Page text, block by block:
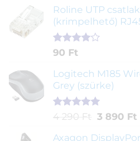
ből,
értékelés
alapján
Roline UTP
(krimpelhető)
Értékelés
5-ből,
2
értékelés
alapján
90 Ft
Logitech M185
Grey (szürke)
Értékelés
ből,
1
4 290 Ft
Original
3 890 Ft
Axagon